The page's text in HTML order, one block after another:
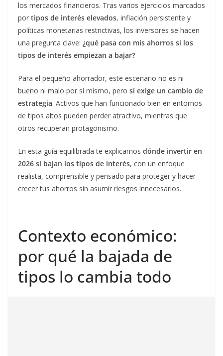
los mercados financieros. Tras varios ejercicios marcados
por tipos de interés elevados, inflación persistente y
políticas monetarias restrictivas, los inversores se hacen
una pregunta clave: ¿qué pasa con mis ahorros si los
tipos de interés empiezan a bajar?
Para el pequeño ahorrador, este escenario no es ni
bueno ni malo por sí mismo, pero sí exige un cambio de
estrategia. Activos que han funcionado bien en entornos
de tipos altos pueden perder atractivo, mientras que
otros recuperan protagonismo.
En esta guía equilibrada te explicamos dónde invertir en
2026 si bajan los tipos de interés, con un enfoque
realista, comprensible y pensado para proteger y hacer
crecer tus ahorros sin asumir riesgos innecesarios.
Contexto económico:
por qué la bajada de
tipos lo cambia todo